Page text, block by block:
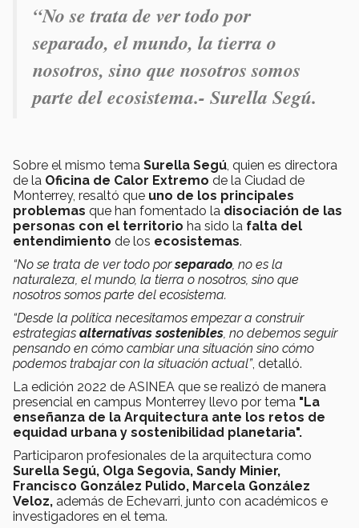
“No se trata de ver todo por
separado, el mundo, la tierra o
nosotros, sino que nosotros somos
parte del ecosistema.- Surella Segú.
Sobre el mismo tema Surella Segú , quien es directora
de la Oficina de Calor Extremo de la Ciudad de
Monterrey, resaltó que uno de los principales
problemas que han fomentado la disociación de las
personas con el territorio ha sido la falta del
entendimiento de los ecosistemas.
“No se trata de ver todo porseparado , no es la
naturaleza, el mundo, la tierra o nosotros, sino que
nosotros somos parte del ecosistema.
“Desde la política necesitamos empezar a construir
estrategias alternativas sostenibles , no debemos seguir
pensando en cómo cambiar una situación sino cómo
podemos trabajar con la situación actual”, detalló.
La edición 2022 de ASINEA que se realizó de manera
presencial en campus Monterrey llevo por tema "La
enseñanza de la Arquitectura ante los retos de
equidad urbana y sostenibilidad planetaria".
Participaron profesionales de la arquitectura como
Surella Segú, Olga Segovia, Sandy Minier,
Francisco González Pulido, Marcela González
Veloz, además de Echevarri, junto con académicos e
investigadores en el tema.